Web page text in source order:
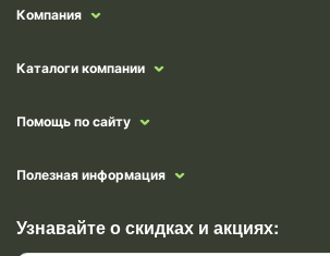
Компания
Каталоги компании
Помощь по сайту
Полезная информация
Узнавайте о скидках и акциях: